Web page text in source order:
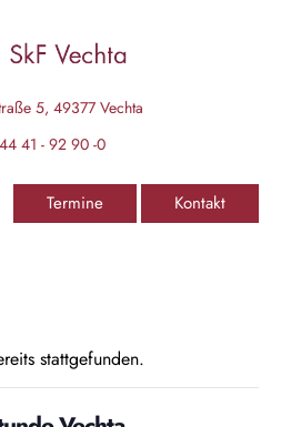
5, 49377 Vechta
41 - 92 90 -0
Termine Kontakt
stattgefunden.